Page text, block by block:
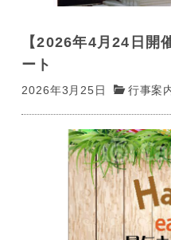
【2026年4月24日開
ート
2026年3月25日 行事案